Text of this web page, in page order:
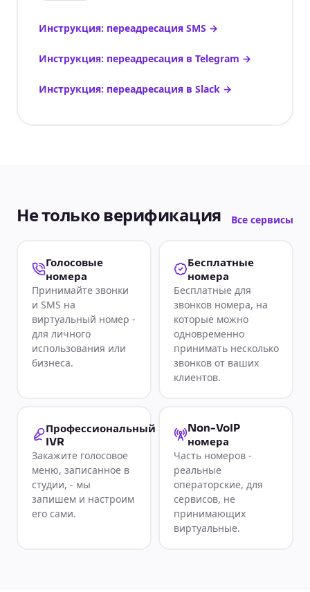
Инструкция: переадресация SMS →
Инструкция: переадресация в Telegram →
Инструкция: переадресация в Slack→
Не только верификация Все сервисы
Голосовые
номера
Принимайте звонки
и SMS на
виртуальный номер -
для личного
использования или
бизнеса.
Бесплатные
номера
Бесплатные для
звонков номера, на
которые можно
одновременно
принимать несколько
звонков от ваших
клиентов.
Профессиональный
IVR
Закажите голосовое
меню, записанное в
студии, - мы
запишем и настроим
его сами.
Non-VoIP
номера
Часть номеров -
реальные
операторские, для
сервисов, не
принимающих
виртуальные.